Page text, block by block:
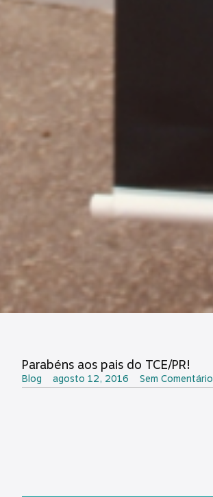
Parabéns aos pais do TCE/PR!
Blog agosto 12, 2016 Sem